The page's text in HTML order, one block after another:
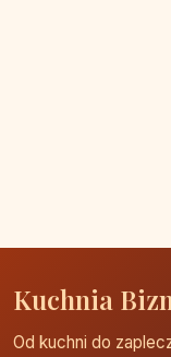
Kuchnia
Od kuchni do